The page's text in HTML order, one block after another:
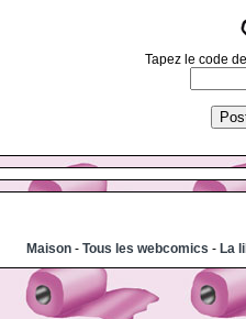
Tapez le code
Maison- Tous les webcomics - La